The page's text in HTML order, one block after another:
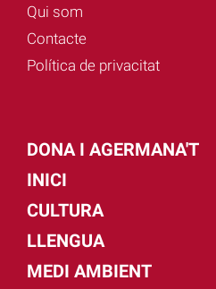
Qui som
Contacte
Política de privacitat
DONA I AGERMANA'T
INICI
CULTURA
LLENGUA
MEDI AMBIENT